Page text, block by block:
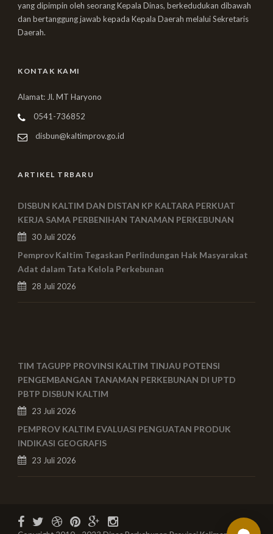
yang dipimpin oleh seorang Kepala Dinas, berkedudukan dibawah
dan bertanggung jawab kepada Kepala Daerah melalui Sekretaris
Daerah.
KONTAK KAMI
Alamat: Jl. MT Haryono
0541-736852
disbun@kaltimprov.go.id
ARTIKEL TRBARU
DISBUN KALTIM DAN DISTAN KP KALTARA PERKUAT
KERJA SAMA PERBENIHAN TANAMAN PERKEBUNAN
30 Juli 2026
Pemprov Kaltim Tegaskan Perlindungan Hak Masyarakat
Adat dalam Tata Kelola Perkebunan
28 Juli 2026
TIM TAGUPP PROVINSI KALTIM TINJAU POTENSI
PENGEMBANGAN TANAMAN PERKEBUNAN DI UPTD
PBTP DISBUN KALTIM
23 Juli 2026
PEMPROV KALTIM EVALUASI PENGUATAN PRODUK
INDIKASI GEOGRAFIS
23 Juli 2026